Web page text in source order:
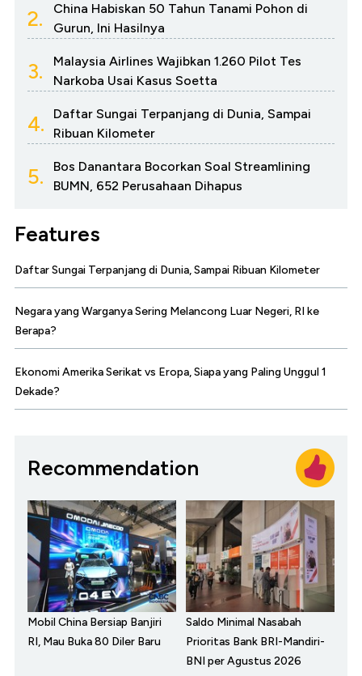
2.
China Habiskan 50 Tahun Tanami Pohon di
Gurun, Ini Hasilnya
3.
Malaysia Airlines Wajibkan 1.260 Pilot Tes
Narkoba Usai Kasus Soetta
4.
Daftar Sungai Terpanjang di Dunia, Sampai
Ribuan Kilometer
5.
Bos Danantara Bocorkan Soal Streamlining
BUMN, 652 Perusahaan Dihapus
Features
Daftar Sungai Terpanjang di Dunia, Sampai Ribuan Kilometer
Negara yang Warganya Sering Melancong Luar Negeri, RI ke
Berapa?
Ekonomi Amerika Serikat vs Eropa, Siapa yang Paling Unggul 1
Dekade?
Recommendation
Mobil China Bersiap Banjiri
RI, Mau Buka 80 Diler Baru
Saldo Minimal Nasabah
Prioritas Bank BRI-Mandiri-
BNI per Agustus 2026